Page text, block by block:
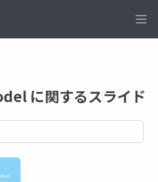
に関するスライド